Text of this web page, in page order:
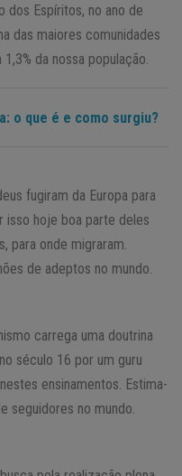
dos Espíritos, no ano de
das maiores comunidades
da nossa população.
o que é e como surgiu?
fugiram da Europa para
isso hoje boa parte deles
para onde migraram.
de adeptos no mundo.
carrega uma doutrina
século 16 por um guru
ensinamentos. Estima-
seguidores no mundo.